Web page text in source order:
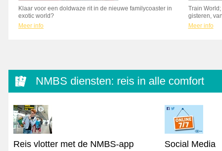
Klaar voor een doldwaze rit in de nieuwe familycoaster in
exotic world?
Meer info
Train
gisteren,
Meer info
NMBS diensten: reis in alle comfort
Reis vlotter met de NMBS-app Social Media